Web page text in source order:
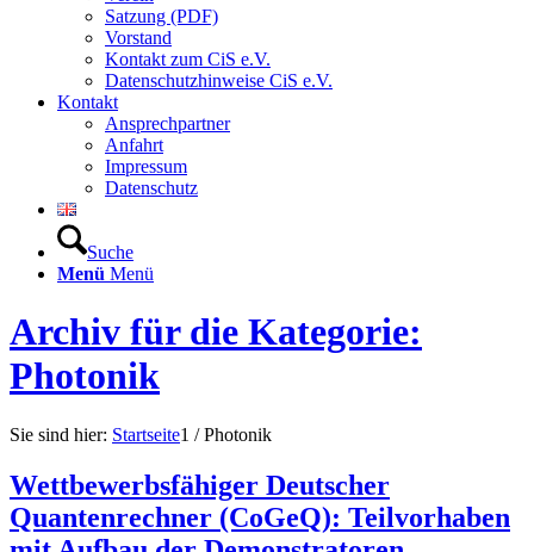
Satzung (PDF)
Vorstand
Kontakt zum CiS e.V.
Datenschutzhinweise CiS e.V.
Kontakt
Ansprechpartner
Anfahrt
Impressum
Datenschutz
Suche
Menü Menü
Archiv für die Kategorie:
Photonik
Sie sind hier: Startseite1 / Photonik
Wettbewerbsfähiger Deutscher
Quantenrechner (CoGeQ): Teilvorhaben